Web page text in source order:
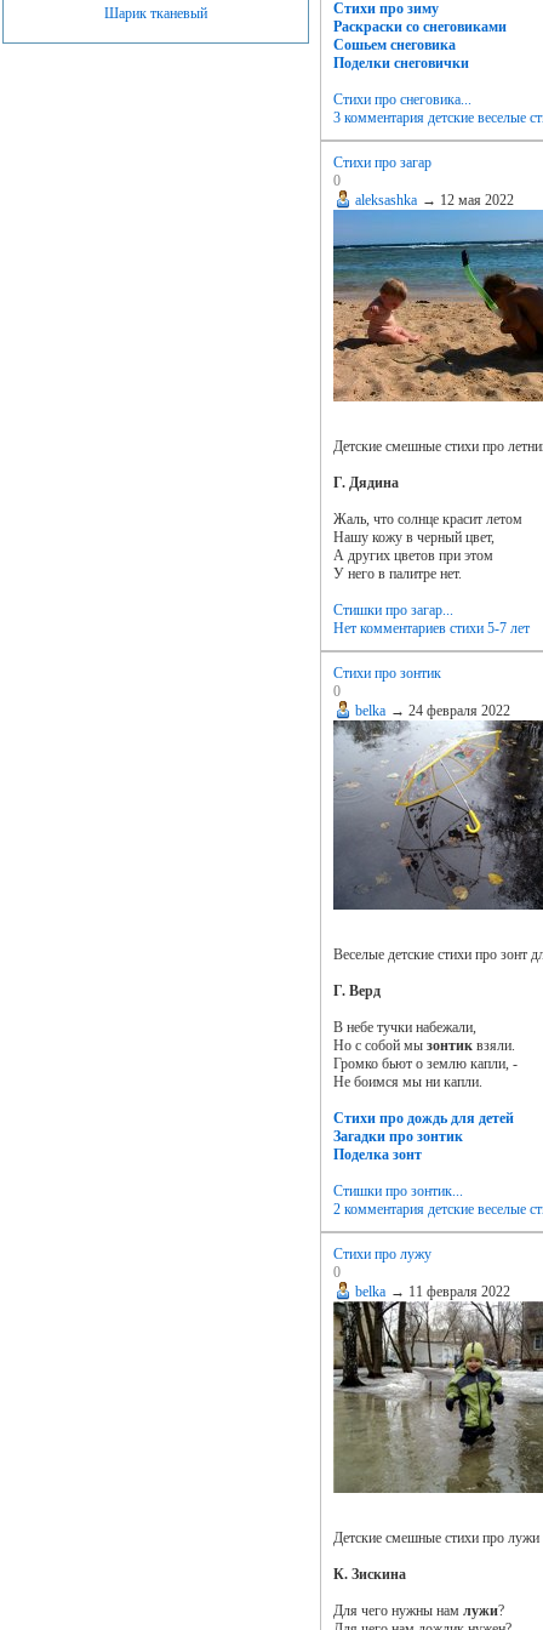
Шарик тканевый
Стихи про зиму
Раскраски со снеговиками
Сошьем снеговика
Поделки снеговички
Стихи про снеговика...
3 комментария детские веселые
Стихи про загар
0
aleksashka → 12 мая 2022
Детские смешные стихи про
Г. Дядина
Жаль, что солнце красит летом
Нашу кожу в черный цвет,
А других цветов при этом
У него в палитре нет.
Стишки про загар...
Нет комментариев стихи 5-7 лет
Стихи про зонтик
0
belka → 24 февраля 2022
Веселые детские стихи про зонт
Г. Верд
В небе тучки набежали,
Но с собой мы зонтиквзяли.
Громко бьют о землю капли, -
Не боимся мы ни капли.
Стихи про дождь для детей
Загадки про зонтик
Поделка зонт
Стишки про зонтик...
2 комментария детские веселые
Стихи про лужу
0
belka → 11 февраля 2022
Детские смешные стихи про
К. Зискина
Для чего нужны нам лужи?